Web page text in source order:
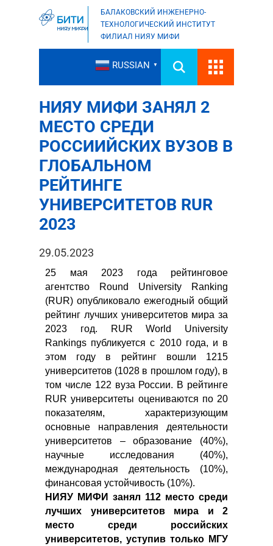
БАЛАКОВСКИЙ ИНЖЕНЕРНО-
ТЕХНОЛОГИЧЕСКИЙ ИНСТИТУТ
ФИЛИАЛ НИЯУ МИФИ
RUSSIAN ▼
НИЯУ МИФИ ЗАНЯЛ 2
МЕСТО СРЕДИ
РОССИИЙСКИХ ВУЗОВ В
ГЛОБАЛЬНОМ
РЕЙТИНГЕ
УНИВЕРСИТЕТОВ RUR
2023
29.05.2023
25 мая 2023 года рейтинговое
агентство Round University Ranking
(RUR) опубликовало ежегодный общий
рейтинг лучших университетов мира за
2023 год. RUR World University
Rankings публикуется с 2010 года, и в
этом году в рейтинг вошли 1215
университетов (1028 в прошлом году), в
том числе 122 вуза России. В рейтинге
RUR университеты оцениваются по 20
показателям, характеризующим
основные направления деятельности
университетов – образование (40%),
научные исследования (40%),
международная деятельность (10%),
финансовая устойчивость (10%).
НИЯУ МИФИ занял 112 место среди
лучших университетов мира и 2
место среди российских
университетов, уступив только МГУ